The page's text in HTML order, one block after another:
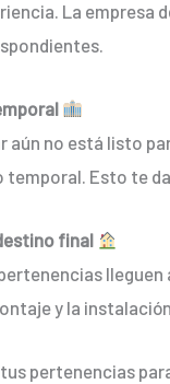
La empresa
aún no está listo
Esto te
final
y la
pertenencias